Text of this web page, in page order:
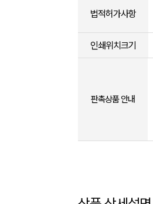
법적허가사항
인쇄위치크기
판촉상품 안내